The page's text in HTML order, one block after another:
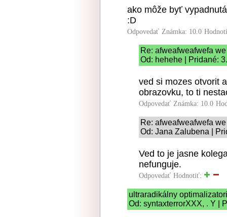
ako môže byť
:D
Odpovedať Známka: 10.0
Re: afweafweafwefa we
Od: hehehe | Pridané:
ved si mozes otvorit
obrazovku, to ti
Odpovedať Známka: 10.0
Re: afweafweafwefa we
Od: Jana Zalubena |
Ved to je jasne
nefunguje.
Odpovedať Hodnotiť:
ultraradikálny
Od: syntaxterrorXXX, . Y |